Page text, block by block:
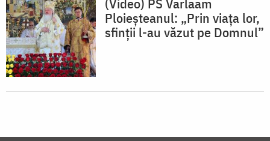
(Video) PS Varlaam
Ploieșteanul: „Prin viața lor,
sfinții l-au văzut pe Domnul”